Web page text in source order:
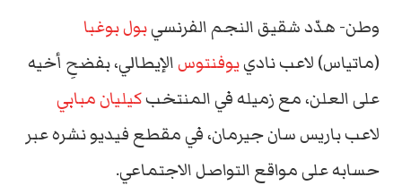
وطن- هدّد شقيق النجم الفرنسيبول بوغبا
(ماتياس) لاعب نادييوفنتوسالإيطالي، بفضحِ أخيه
على العلن، مع زميله في المنتخبكيليان مبابي
لاعب باريس سان جيرمان، في مقطع فيديو نشره عبر
حسابه على مواقع التواصل الاجتماعي.